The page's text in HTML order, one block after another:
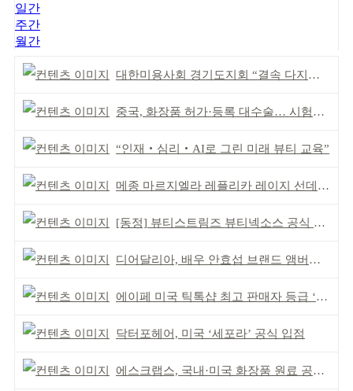
일간
주간
월간
대한미용사회 경기도지회 “결속 다지며 재도약 모색”
중국, 화장품 허가·등록 대수술… 시험자료 공용 허용
“인재‧심리‧AI로 그린 미래 뷰티 교육”
메종 마르지엘라 레플리카 레이지 선데이 모닝 디퓨저
[동정] 뷰티스트림즈 뷰티넥소스 공식 론칭
디어달리아, 배우 안효섭 브랜드 앰버서더 발탁
에이페 미국 틱톡샵 최고 판매자 등급 ‘Tier 5’ 달성
닥터포헤어, 미국 ‘세포라’ 공식 입점
에스크랩스, 국내·미국 화장품 원료 공식 등재